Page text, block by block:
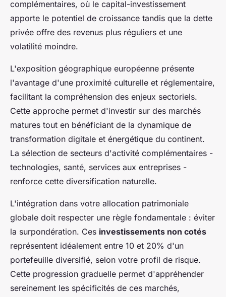
complémentaires, où le capital-investissement
apporte le potentiel de croissance tandis que la dette
privée offre des revenus plus réguliers et une
volatilité moindre.
L'exposition géographique européenne présente
l'avantage d'une proximité culturelle et réglementaire,
facilitant la compréhension des enjeux sectoriels.
Cette approche permet d'investir sur des marchés
matures tout en bénéficiant de la dynamique de
transformation digitale et énergétique du continent.
La sélection de secteurs d'activité complémentaires -
technologies, santé, services aux entreprises -
renforce cette diversification naturelle.
L'intégration dans votre allocation patrimoniale
globale doit respecter une règle fondamentale : éviter
la surpondération. Ces investissements non cotés
représentent idéalement entre 10 et 20% d'un
portefeuille diversifié, selon votre profil de risque.
Cette progression graduelle permet d'appréhender
sereinement les spécificités de ces marchés,